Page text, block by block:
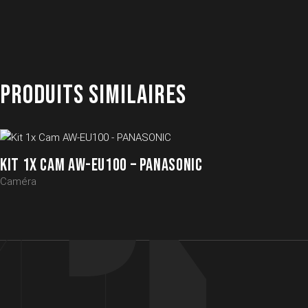
PRODUITS SIMILAIRES
KIT 1X CAM AW-EU100 – PANASONIC
Caméra